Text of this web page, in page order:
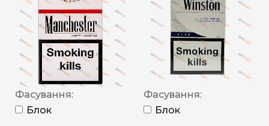
Фасування:
Блок
Фасування:
Блок